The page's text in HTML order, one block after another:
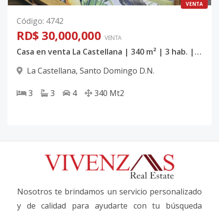
VENTA
Código: 4742
RD$ 30,000,000 VENTA
Casa en venta La Castellana | 340 m² | 3 hab. | 2 niveles | Marquesina 4 vehículos | RD$30,000,000
La Castellana, Santo Domingo D.N.
3 3 4 340 Mt2
Nosotros te brindamos un servicio personalizado
y de calidad para ayudarte con tu búsqueda